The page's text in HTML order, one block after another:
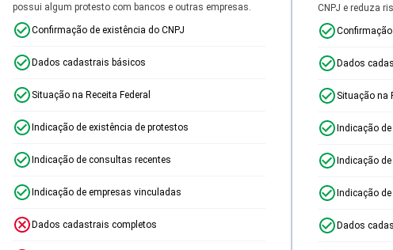
possui algum protesto com bancos e outras empresas.
Confirmação de existência do CNPJ
Dados cadastrais básicos
Situação na Receita Federal
Indicação de existência de protestos
Indicação de consultas recentes
Indicação de empresas vinculadas
Dados cadastrais completos
CNPJ e reduza
Dados
Situação na
Indicação
Indicação
Indicação
Dados